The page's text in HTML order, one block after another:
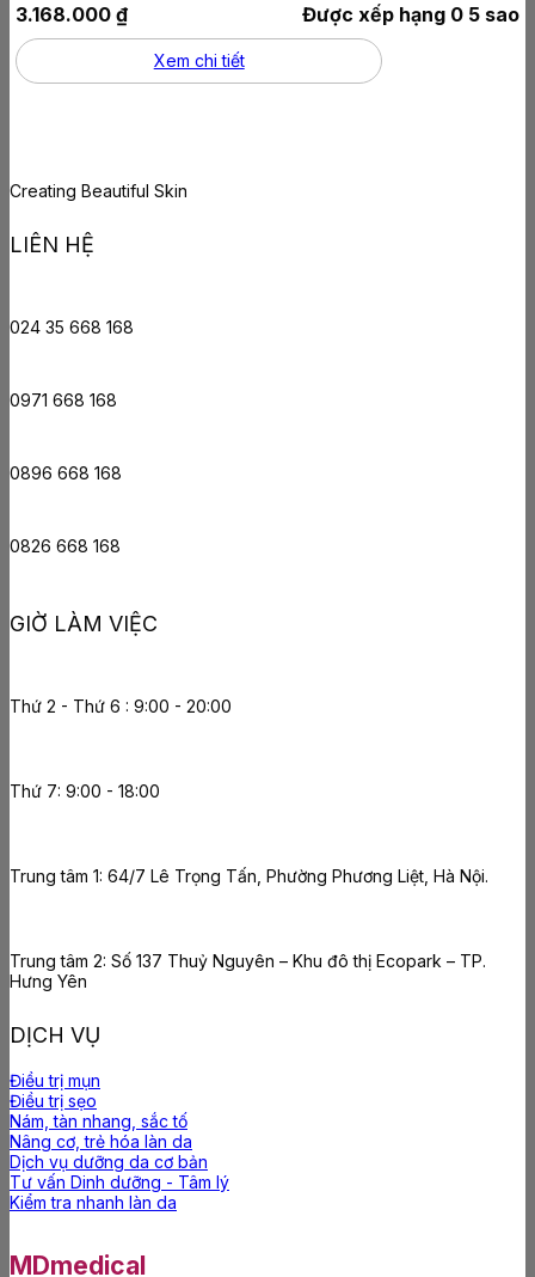
Được xếp hạng 0 5 sao
3.168.000 ₫
Xem chi tiết
Creating Beautiful Skin
LIÊN HỆ
024 35 668 168
0971 668 168
0896 668 168
0826 668 168
GIỜ LÀM VIỆC
Thứ 2 - Thứ 6 : 9:00 - 20:00
Thứ 7: 9:00 - 18:00
Trung tâm 1: 64/7 Lê Trọng Tấn, Phường Phương Liệt, Hà Nội.
Trung tâm 2: Số 137 Thuỷ Nguyên – Khu đô thị Ecopark – TP.
Hưng Yên
DỊCH VỤ
Điều trị mụn
Điều trị sẹo
Nám, tàn nhang, sắc tố
Nâng cơ, trẻ hóa làn da
Dịch vụ dưỡng da cơ bản
Tư vấn Dinh dưỡng - Tâm lý
Kiểm tra nhanh làn da
MDmedical